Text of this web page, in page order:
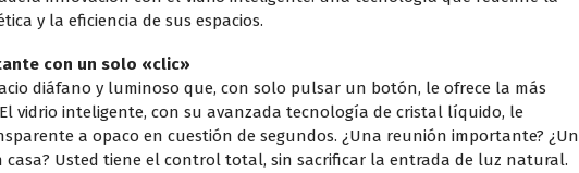
y la eficiencia de sus espacios.
con un solo «clic»
diáfano y luminoso que, con solo pulsar un botón, le ofrece la más
vidrio inteligente, con su avanzada tecnología de cristal líquido, le
a opaco en cuestión de segundos. ¿Una reunión importante? ¿Un
casa? Usted tiene el control total, sin sacrificar la entrada de luz natural.